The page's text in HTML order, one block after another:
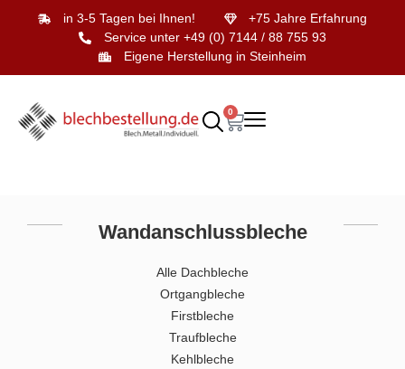
in 3-5 Tagen bei Ihnen!
+75 Jahre Erfahrung
Service unter +49 (0) 7144 / 88 755 93
Eigene Herstellung in Steinheim
0
Wandanschlussbleche
Alle Dachbleche
Ortgangbleche
Firstbleche
Traufbleche
Kehlbleche